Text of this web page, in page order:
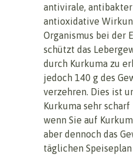
antivirale,
antioxidative
Organismus bei der
schützt das
durch Kurkuma zu
jedoch 140 g des
verzehren. Dies ist
Kurkuma sehr scharf
wenn Sie auf
aber dennoch das
täglichen